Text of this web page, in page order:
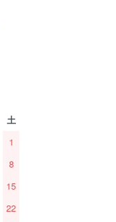
土
1
8
15
22